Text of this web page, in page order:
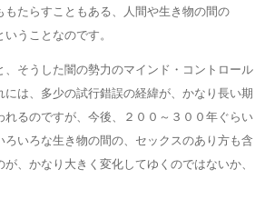
もたらすこともある、人間や生き物の間の
うことなのです。
そうした闇の勢力のマインド・コントロール
には、多少の試行錯誤の経緯が、かなり長い期
れるのですが、今後、２００～３００年ぐらい
いろな生き物の間の、セックスのあり方も含
、かなり大きく変化してゆくのではないか、